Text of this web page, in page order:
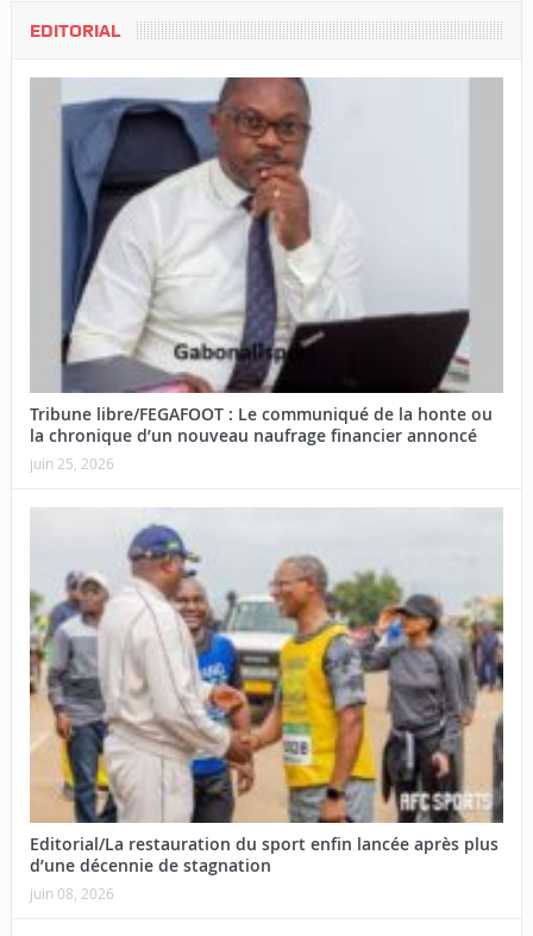
EDITORIAL
Tribune libre/FEGAFOOT : Le communiqué de la honte ou
la chronique d’un nouveau naufrage financier annoncé
juin 25, 2026
Editorial/La restauration du sport enfin lancée après plus
d’une décennie de stagnation
juin 08, 2026